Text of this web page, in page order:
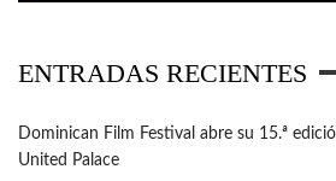
ENTRADAS RECIENTES
Dominican Film Festival abre su 15.ª
United Palace